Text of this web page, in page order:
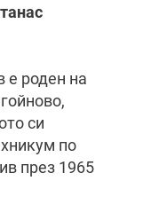
е роден на
си
по
през 1965